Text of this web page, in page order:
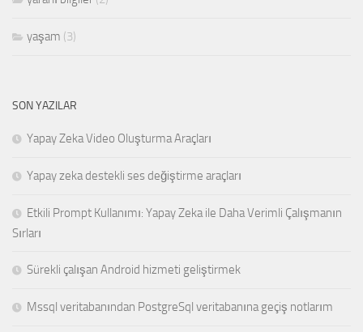
yaşam (3)
SON YAZILAR
Yapay Zeka Video Oluşturma Araçları
Yapay zeka destekli ses değiştirme araçları
Etkili Prompt Kullanımı: Yapay Zeka ile Daha Verimli Çalışmanın
Sırları
Sürekli çalışan Android hizmeti geliştirmek
Mssql veritabanından PostgreSql veritabanına geçiş notlarım